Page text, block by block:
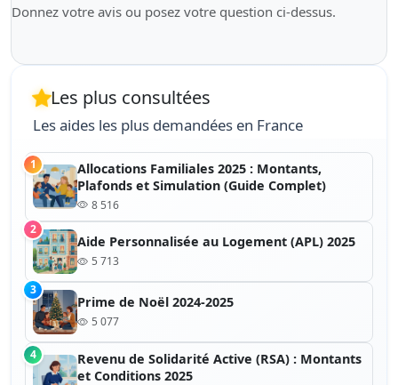
Donnez votre avis ou posez votre question ci-dessus.
Les plus consultées
Les aides les plus demandées en France
1
Allocations Familiales 2025 : Montants,
Plafonds et Simulation (Guide Complet)
8 516
2
Aide Personnalisée au Logement (APL) 2025
5 713
3
Prime de Noël 2024-2025
5 077
4
Revenu de Solidarité Active (RSA) : Montants
et Conditions 2025